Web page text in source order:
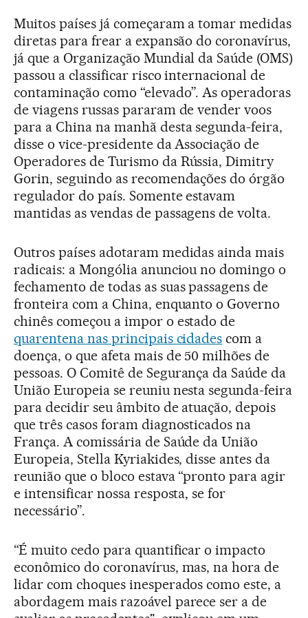
Muitos países já começaram a tomar medidas
diretas para frear a expansão do coronavírus,
já que a Organização Mundial da Saúde (OMS)
passou a classificar risco internacional de
contaminação como “elevado”. As operadoras
de viagens russas pararam de vender voos
para a China na manhã desta segunda-feira,
disse o vice-presidente da Associação de
Operadores de Turismo da Rússia, Dimitry
Gorin, seguindo as recomendações do órgão
regulador do país. Somente estavam
mantidas as vendas de passagens de volta.
Outros países adotaram medidas ainda mais
radicais: a Mongólia anunciou no domingo o
fechamento de todas as suas passagens de
fronteira com a China, enquanto o Governo
chinês começou a impor o estado de
quarentena nas principais cidades com a
doença, o que afeta mais de 50 milhões de
pessoas. O Comitê de Segurança da Saúde da
União Europeia se reuniu nesta segunda-feira
para decidir seu âmbito de atuação, depois
que três casos foram diagnosticados na
França. A comissária de Saúde da União
Europeia, Stella Kyriakides, disse antes da
reunião que o bloco estava “pronto para agir
e intensificar nossa resposta, se for
necessário”.
“É muito cedo para quantificar o impacto
econômico do coronavírus, mas, na hora de
lidar com choques inesperados como este, a
abordagem mais razoável parece ser a de